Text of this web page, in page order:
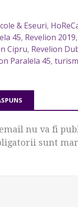
& Eseuri,
45, Revelion 2019,
Cipru, Revelion
Paralela 45,
nu va fi
sunt